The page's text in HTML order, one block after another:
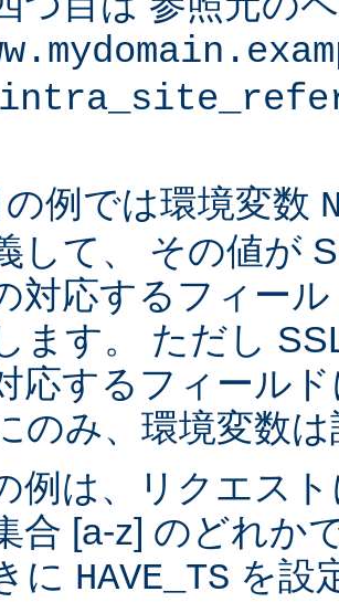
例では環境変数
して、 その値が
対応するフィー
ます。 ただし
応するフィール
のみ、環境変数
例は、リクエス
合 [a-z] のどれか
に HAVE_TS を設